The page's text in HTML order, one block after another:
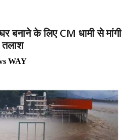
बनाने के लिए CM धामी से मांगी
WAY